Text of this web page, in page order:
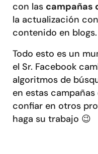
con las campañas
la actualización
contenido en blogs.
Todo esto es un
el Sr. Facebook
algoritmos de
en estas
confiar en otros
haga su trabajo 😉